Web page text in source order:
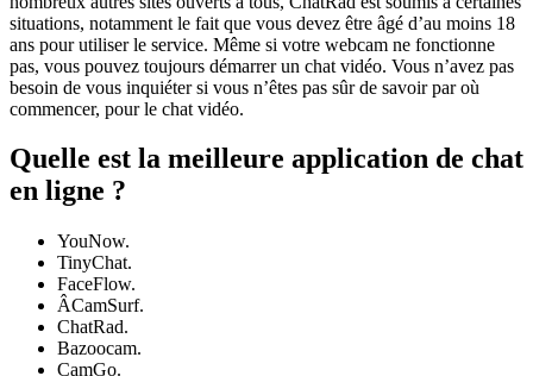
situations, notamment le fait que vous devez être âgé d’au moins 18
ans pour utiliser le service. Même si votre webcam ne fonctionne
pas, vous pouvez toujours démarrer un chat vidéo. Vous n’avez pas
besoin de vous inquiéter si vous n’êtes pas sûr de savoir par où
commencer, pour le chat vidéo.
Quelle est la meilleure application de chat
en ligne ?
YouNow.
TinyChat.
FaceFlow.
ÂCamSurf.
ChatRad.
Bazoocam.
CamGo.